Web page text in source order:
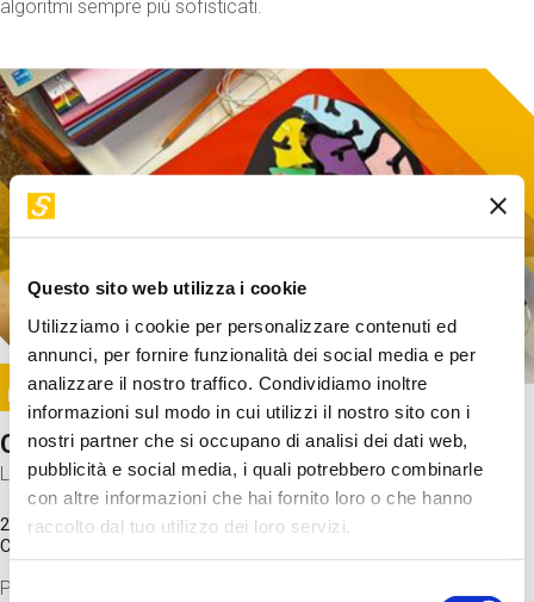
Questo sito web utilizza i cookie
Utilizziamo i cookie per personalizzare contenuti ed
annunci, per fornire funzionalità dei social media e per
analizzare il nostro traffico. Condividiamo inoltre
informazioni sul modo in cui utilizzi il nostro sito con i
nostri partner che si occupano di analisi dei dati web,
pubblicità e social media, i quali potrebbero combinarle
con altre informazioni che hai fornito loro o che hanno
raccolto dal tuo utilizzo dei loro servizi.
Selezione
algoritmi sempre più sofisticati.
Image
SUNDAY@STEP
Come funziona il cervello?
Laboratorio
20 Set 2026 / 11:15 - 13:00
Costo
Proveremo a costruire un cervello in cartoncino cercando di